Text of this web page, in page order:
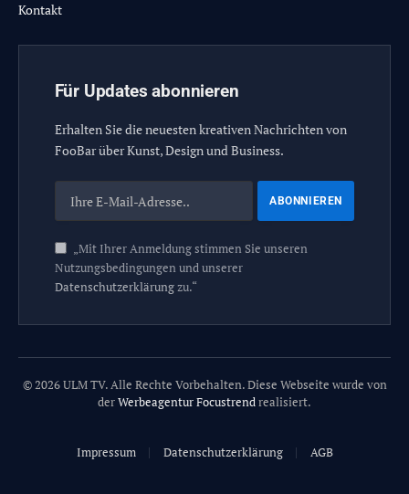
Kontakt
Für Updates abonnieren
Erhalten Sie die neuesten kreativen Nachrichten von
FooBar über Kunst, Design und Business.
„Mit Ihrer Anmeldung stimmen Sie unseren
Nutzungsbedingungen und unserer
Datenschutzerklärungzu.“
© 2026 ULM TV. Alle Rechte Vorbehalten. Diese Webseite wurde von
derWerbeagentur Focustrendrealisiert.
Impressum Datenschutzerklärung AGB